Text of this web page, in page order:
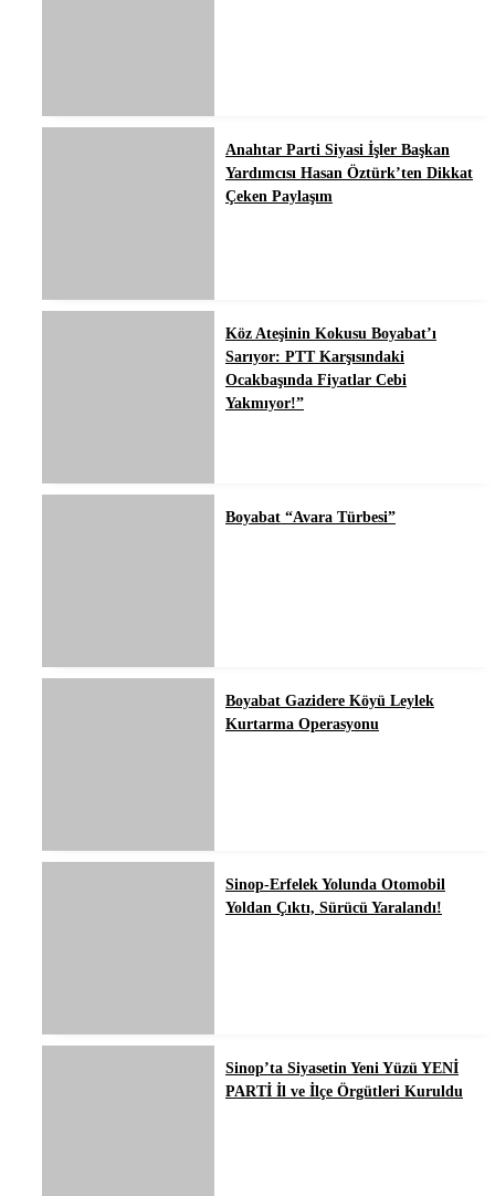
Anahtar Parti Siyasi İşler Başkan
Yardımcısı Hasan Öztürk’ten Dikkat
Çeken Paylaşım
Köz Ateşinin Kokusu Boyabat’ı
Sarıyor: PTT Karşısındaki
Ocakbaşında Fiyatlar Cebi
Yakmıyor!”
Boyabat “Avara Türbesi”
Boyabat Gazidere Köyü Leylek
Kurtarma Operasyonu
Sinop-Erfelek Yolunda Otomobil
Yoldan Çıktı, Sürücü Yaralandı!
Sinop’ta Siyasetin Yeni Yüzü YENİ
PARTİ İl ve İlçe Örgütleri Kuruldu